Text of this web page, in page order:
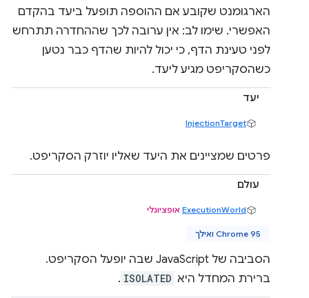
הארגומנט שקובע אם ההוספה תופעל ביעד בהקדם
האפשרי. שימו לב: אין ערובה לכך שההחדרה תתרחש
לפני טעינת הדף, כי יכול להיות שהדף כבר נטען
כשהסקריפט מגיע ליעד.
יעד
InjectionTarget
פרטים שמציינים את היעד שאליו יוזרק הסקריפט.
עולם
ExecutionWorld אופציונלי
Chrome 95 ואילך
הסביבה של JavaScript שבה יופעל הסקריפט.
ברירת המחדל היא ISOLATED
.